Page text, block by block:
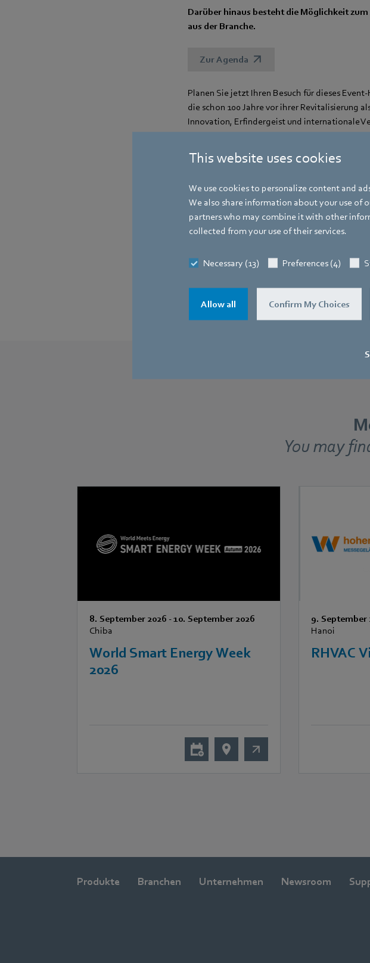
This website uses cookies
We use cookies to personalize content and
We also share information about your use of
partners who may combine it with other
collected from your use of their services.
Necessary (13) Preferences (4)
Allow all Confirm My Choices
Darüber hinaus besteht die Möglichkeit
aus der Branche.
Zur Agenda
Planen Sie jetzt Ihren Besuch für dieses
die schon 100 Jahre vor ihrer Revitalisierung
Innovation, Erfindergeist und internationale
Hier entstanden einst Fässer für Reinhold
Porsche, Radhelme für die Olympischen
Sichern Sie sich jetzt weitere Infos zur
Anmeldeschluss ist am 30.06.
You may
8. September 2026 -10. September 2026
Chiba
World Smart Energy Week
2026
9. September
Hanoi
RHVAC
Produkte Branchen Unternehmen Newsroom